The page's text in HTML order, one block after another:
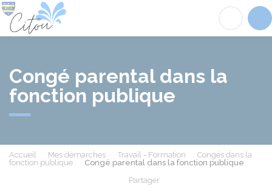
Congé parental dans la
fonction publique
Accueil Mes démarches Travail - Formation
Congés dans la
fonction publique
Congé parental dans la fonction publique
Partager